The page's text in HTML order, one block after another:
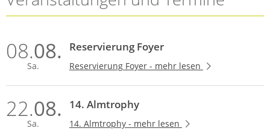
Medizinisch geschultes Personal.
um direkt am Telefon die weiteren
notwendigen medizinischen Schritte
einzuleiten oder ein eRezept…
08.08.
Sa.
Reservierung Foyer
Reservierung Foyer - mehr lesen
22.08.
Sa.
14. Almtrophy
14. Almtrophy - mehr lesen